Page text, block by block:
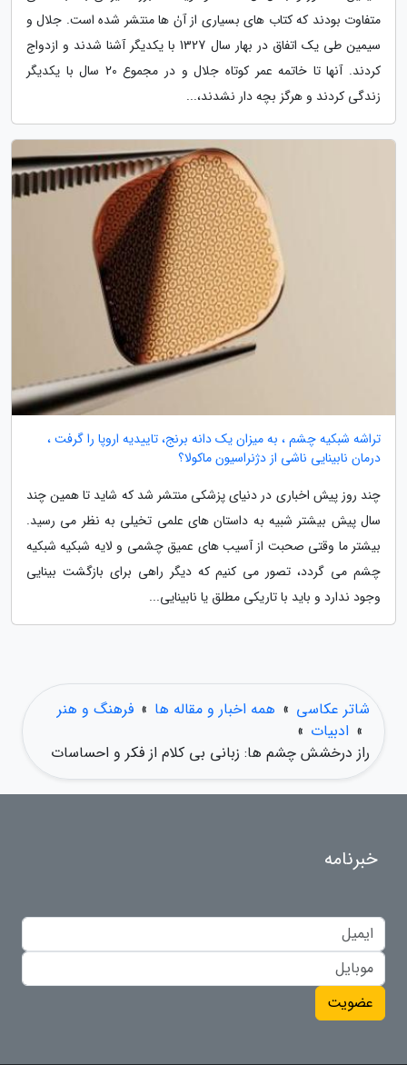
متفاوت بودند که کتاب های بسیاری از آنٰ ها منتشر شده است. جلال و
سیمین طی یک اتفاق در بهار سال 1327 با یکدیگر آشنا شدند و ازدواج
کردند. آنها تا خاتمه عمر کوتاه جلال و در مجموع 20 سال با یکدیگر
زندگی کردند و هرگز بچه دار نشدند،...
تراشه شبکیه چشم ، به میزان یک دانه برنج، تاییدیه اروپا را گرفت ،
درمان نابینایی ناشی از دژنراسیون ماکولا؟
چند روز پیش اخباری در دنیای پزشکی منتشر شد که شاید تا همین چند
سال پیش بیشتر شبیه به داستان های علمی تخیلی به نظر می رسید.
بیشتر ما وقتی صحبت از آسیب های عمیق چشمی و لایه شبکیه شبکیه
چشم می گردد، تصور می کنیم که دیگر راهی برای بازگشت بینایی
وجود ندارد و باید با تاریکی مطلق یا نابینایی...
شاتر عکاسی » همه اخبار و مقاله ها » فرهنگ و هنر
» ادبیات »
راز درخشش چشم ها: زبانی بی کلام از فکر و احساسات
خبرنامه
عضویت